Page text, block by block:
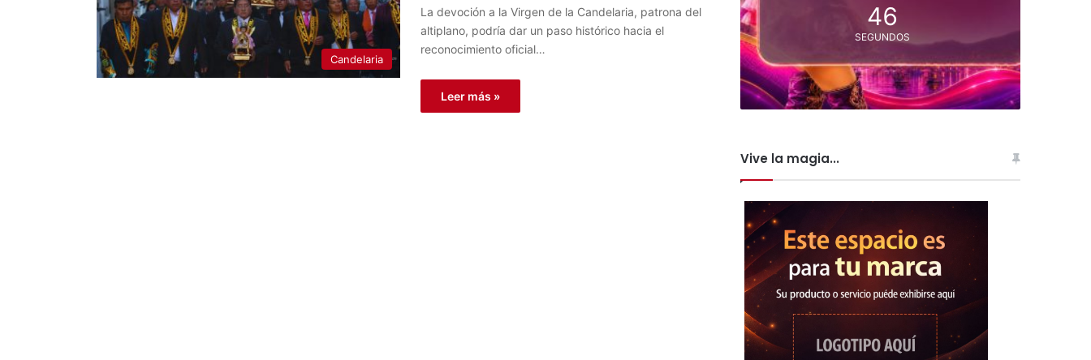
Candelaria
La devoción a la Virgen de la Candelaria, patrona del
altiplano, podría dar un paso histórico hacia el
reconocimiento oficial…
Leer más »
45
SEGUNDOS
Vive la magia...